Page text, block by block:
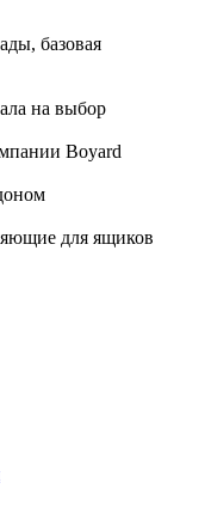
базовая
на выбор
Boyard
для ящиков